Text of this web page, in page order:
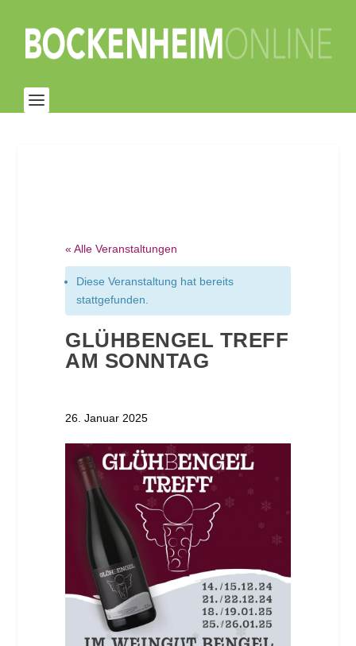
« Alle Veranstaltungen
Diese Veranstaltung hat bereits
stattgefunden.
GLÜHBENGEL TREFF
AM SONNTAG
26. Januar 2025